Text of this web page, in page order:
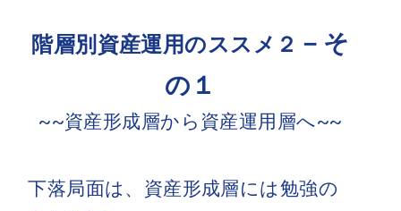
階層別資産運用のススメ２ －そ
の１
~~資産形成層から資産運用層へ~~
下落局面は、資産形成層には勉強の